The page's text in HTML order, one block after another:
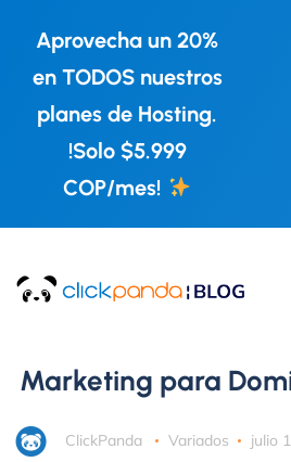
Aprovecha un 20%
en TODOS nuestros
planes de Hosting.
!Solo $5.999
COP/mes!
Marketing para
ClickPanda Variados julio